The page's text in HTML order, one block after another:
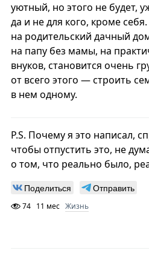
уютный, но этого не будет,
да и не для кого, кроме
на родительский дачный
на папу без мамы, на
внуков, становится очень
от всего этого — строить
в нем одному.
P.S. Почему я это написал,
чтобы отпустить это, не
о том, что реально было,
Поделиться Отправить
74 11 мес Жизнь